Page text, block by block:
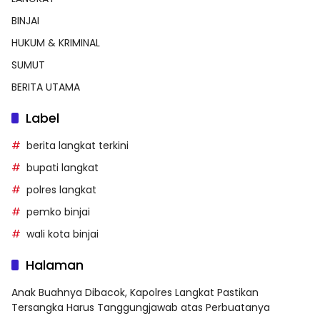
BINJAI
HUKUM & KRIMINAL
SUMUT
BERITA UTAMA
Label
berita langkat terkini
bupati langkat
polres langkat
pemko binjai
wali kota binjai
Halaman
Anak Buahnya Dibacok, Kapolres Langkat Pastikan
Tersangka Harus Tanggungjawab atas Perbuatanya